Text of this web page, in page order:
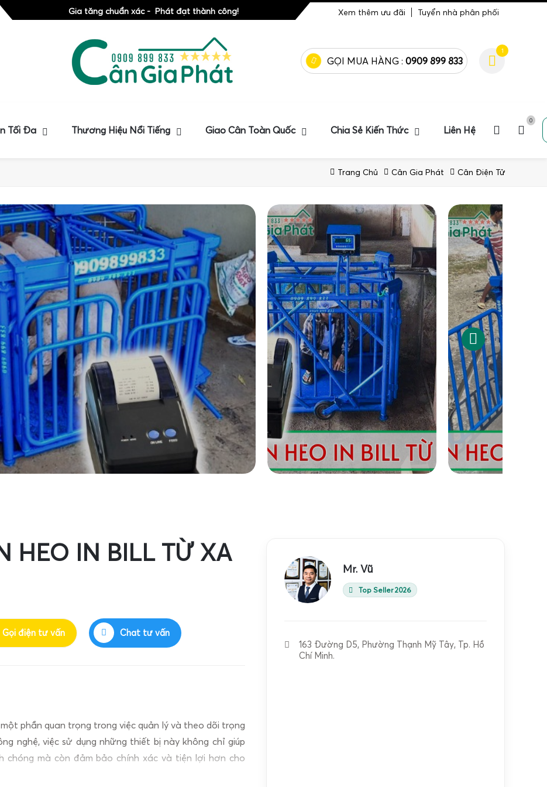
Gia tăng chuẩn xác - Phát đạt thành công! Xem thêm ưu đãi Tuyển nhà phân phối
GỌI MUA HÀNG : 0909 899 833
1
Tối Đa Thương Hiệu Nổi Tiếng Giao Cân Toàn Quốc Chia Sẻ Kiến Thức Liên Hệ
0
Trang Chủ Cân Gia Phát Cân Điện Tử
HEO IN BILL TỪ XA
Gọi điện tư vấn Chat tư vấn
phần quan trọng trong việc quản lý và theo dõi trọng
nghệ, việc sử dụng những thiết bị này không chỉ giúp
chóng mà còn đảm bảo chính xác và tiện lợi hơn cho
Mr. Vũ
Top Seller 2026
163 Đường D5, Phường Thạnh Mỹ Tây, Tp. Hồ
Chí Minh.